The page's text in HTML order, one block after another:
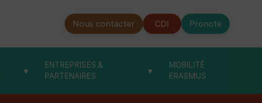
Nous contacter CDI Pronote
▾
ENTREPRISES &
PARTENAIRES
▾
MOBILITÉ
ERASMUS